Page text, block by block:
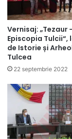
Vernisaj: „Tezaur
Episcopia Tulcii“,
de Istorie și
Tulcea
22 septembrie 2022